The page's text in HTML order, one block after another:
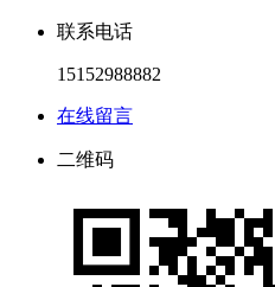
联系电话
15152988882
在线留言
二维码